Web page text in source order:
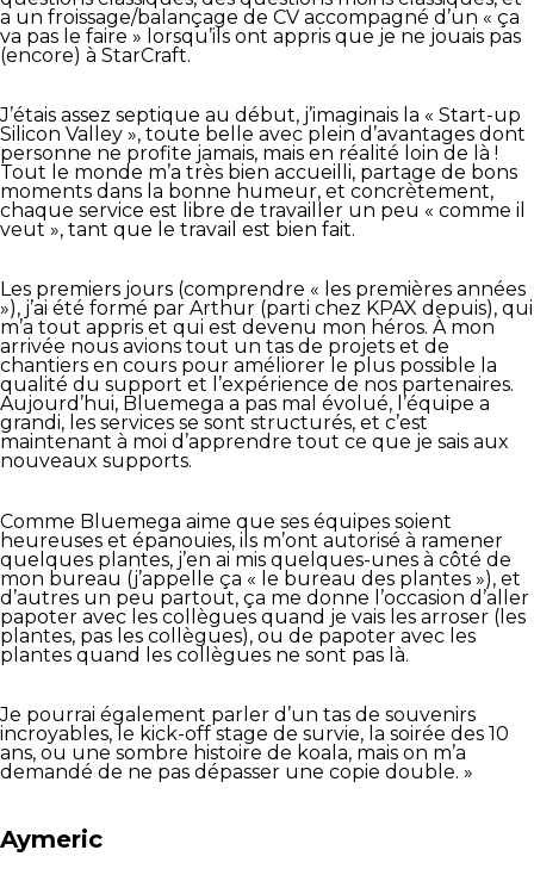
a un froissage/balançage de CV accompagné d’un « ça
va pas le faire » lorsqu’ils ont appris que je ne jouais pas
(encore) à StarCraft.
J’étais assez septique au début, j’imaginais la « Start-up
Silicon Valley », toute belle avec plein d’avantages dont
personne ne profite jamais, mais en réalité loin de là !
Tout le monde m’a très bien accueilli, partage de bons
moments dans la bonne humeur, et concrètement,
chaque service est libre de travailler un peu « comme il
veut », tant que le travail est bien fait.
Les premiers jours (comprendre « les premières années
»), j’ai été formé par Arthur (parti chez KPAX depuis), qui
m’a tout appris et qui est devenu mon héros. À mon
arrivée nous avions tout un tas de projets et de
chantiers en cours pour améliorer le plus possible la
qualité du support et l’expérience de nos partenaires.
Aujourd’hui, Bluemega a pas mal évolué, l’équipe a
grandi, les services se sont structurés, et c’est
maintenant à moi d’apprendre tout ce que je sais aux
nouveaux supports.
Comme Bluemega aime que ses équipes soient
heureuses et épanouies, ils m’ont autorisé à ramener
quelques plantes, j’en ai mis quelques-unes à côté de
mon bureau (j’appelle ça « le bureau des plantes »), et
d’autres un peu partout, ça me donne l’occasion d’aller
papoter avec les collègues quand je vais les arroser (les
plantes, pas les collègues), ou de papoter avec les
plantes quand les collègues ne sont pas là.
Je pourrai également parler d’un tas de souvenirs
incroyables, le kick-off stage de survie, la soirée des 10
ans, ou une sombre histoire de koala, mais on m’a
demandé de ne pas dépasser une copie double. »
Aymeric